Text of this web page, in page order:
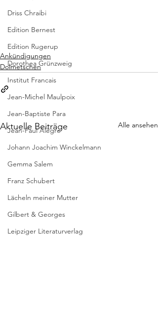
Driss Chraibi
Edition Bernest
Edition Rugerup
Dorothea Grünzweig
Institut Francais
Jean-Michel Maulpoix
Jean-Baptiste Para
Jean-Paul Alègre
Johann Joachim Winckelmann
Gemma Salem
Franz Schubert
Lächeln meiner Mutter
Gilbert & Georges
Leipziger Literaturverlag
Ankündigungen
Dolmetschen
Aktuelle Beiträge Alle ansehen